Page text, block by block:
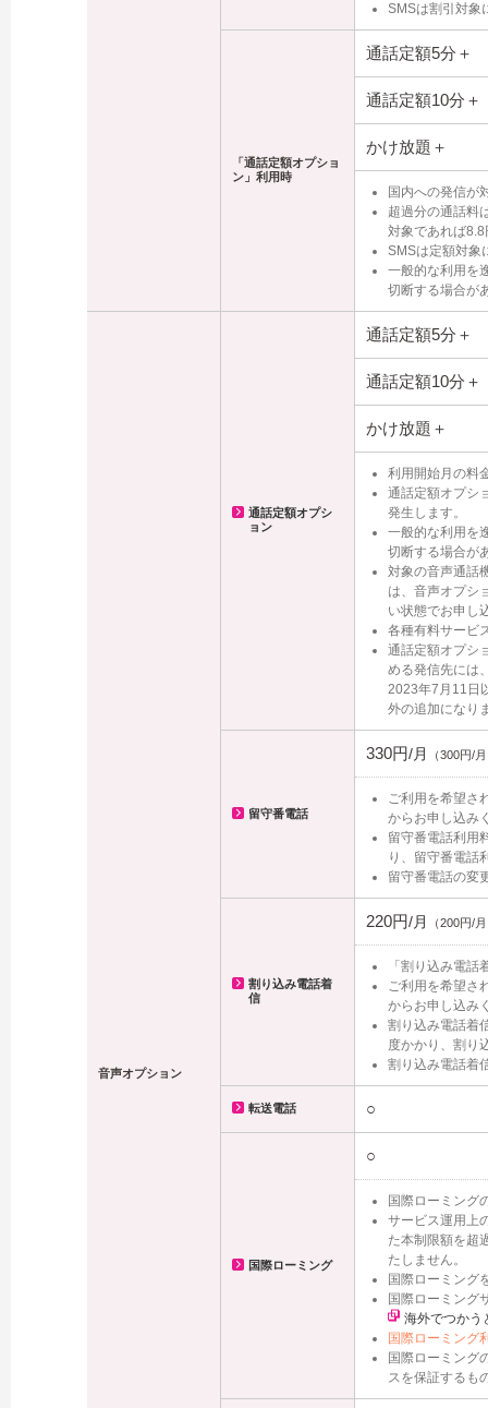
SMSは割引対象
「通話定額オプショ
ン」利用時
通話定額5分＋
通話定額10分＋
かけ放題＋
国内への発信が
超過分の通話料
対象であれば
SMSは定額対象
一般的な利用を
切断する場合が
音声オプション
通話定額オプシ
ョン
通話定額5分＋
通話定額10分＋
かけ放題＋
利用開始月の料
通話定額オプシ
発生します。
一般的な利用を
切断する場合が
対象の音声通話
は、音声オプシ
い状態でお申し
各種有料サービ
通話定額オプシ
める発信先には
2023年7月11日
外の追加になり
留守番電話
330円/月 （300円/
ご利用を希望さ
からお申し込み
留守番電話利用
り、留守番電話
留守番電話の変
割り込み電話着
信
220円/月 （200円/
「割り込み電
ご利用を希望さ
からお申し込み
割り込み電話着
度かかり、割り
割り込み電話着
転送電話 ○
国際ローミング
○
国際ローミング
サービス運用上
た本制限額を超
たしません。
国際ローミング
国際ローミング
海外でつかう
国際ローミング
国際ローミング
スを保証するも